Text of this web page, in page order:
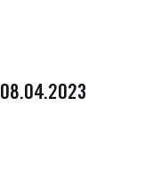
08.04.2023